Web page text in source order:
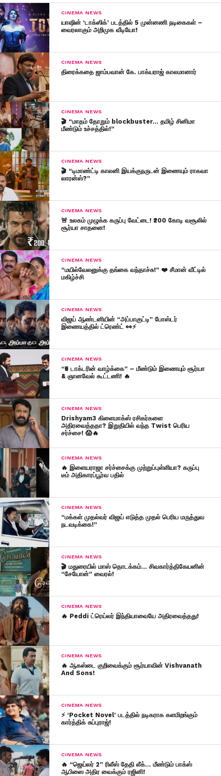
CINEMA NEWS
யாஷின் ‘டாக்ஸிக்’ படத்தில் 5 முன்னணி நடிகைகள் –
வைரலாகும் அறிமுக வீடியோ!
CINEMA NEWS
திரைக்கதை ஜாம்பவான் கே. பாக்யராஜ் காலமானார்
CINEMA NEWS
🎬 “மாதம் தோறும் blockbuster… தமிழ் சினிமா
மீண்டும் உச்சத்தில்!”
CINEMA NEWS
🎬 “டிமாண்ட்டி காலனி இயக்குநருடன் இணையும் ராகவா
லாரன்ஸ்?”
CINEMA NEWS
🚨 உலகம் முழுக்க கருப்பு வேட்டை! ₹200 கோடி வசூலில்
சூர்யா சாதனை!
CINEMA NEWS
“மயில்வேலனுக்கு தங்கை வந்தாச்சு!” ❤️ சீமான் வீட்டில்
மகிழ்ச்சி
CINEMA NEWS
விஜய் ஆண்டனியின் “அப்பாகுட்டி” போஸ்டர்
இணையத்தில் ட்ரெண்ட் 👀⚡
CINEMA NEWS
“₹5 டாக்டரின் வாழ்க்கை” – மீண்டும் இணையும் சூர்யா
& ஞானவேல் கூட்டணி! 🔥
CINEMA NEWS
Drishyam3 கிளைமாக்ஸ் ரசிகர்களை
அதிரவைத்ததா? இறுதியில் வந்த Twist பெரிய
சர்ச்சை! 😱🔥
CINEMA NEWS
🔥 இளையராஜா சர்ச்சைக்கு முற்றுப்புள்ளியா? கருப்பு
டீம் அதிகாரப்பூர்வ பதில்
CINEMA NEWS
“மக்கள் முதல்வர் விஜய் எடுத்த முதல் பெரிய மருத்துவ
நடவடிக்கை!”
CINEMA NEWS
🎬 மதுரையில் மாஸ் தொடக்கம்… சிவகார்த்திகேயனின்
“சேயோன்” வைரல்!
CINEMA NEWS
🔥 Peddi ட்ரெய்லர் இந்தியாவையே அதிரவைத்தது!
CINEMA NEWS
🔥 ஆகஸ்டை குறிவைக்கும் சூர்யாவின் Vishvanath
And Sons!
CINEMA NEWS
⚡ ‘Pocket Novel’ படத்தில் நடிகராக களமிறங்கும்
கார்த்திக் சுப்புராஜ்!
CINEMA NEWS
🔥 “ஜெய்லர் 2” ரிலீஸ் தேதி லீக்… மீண்டும் பாக்ஸ்
ஆபிஸை அதிர வைக்கும் ரஜினி!